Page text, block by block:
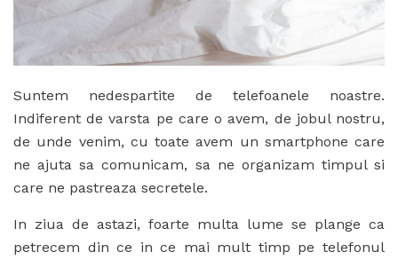
Suntem nedespartite de telefoanele noastre.
Indiferent de varsta pe care o avem, de jobul nostru,
de unde venim, cu toate avem un smartphone care
ne ajuta sa comunicam, sa ne organizam timpul si
care ne pastreaza secretele.
In ziua de astazi, foarte multa lume se plange ca
petrecem din ce in ce mai mult timp pe telefonul